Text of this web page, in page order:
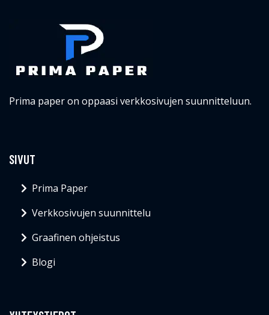
Prima paper on oppaasi verkkosivujen suunnitteluun.
SIVUT
Prima Paper
Verkkosivujen suunnittelu
Graafinen ohjeistus
Blogi